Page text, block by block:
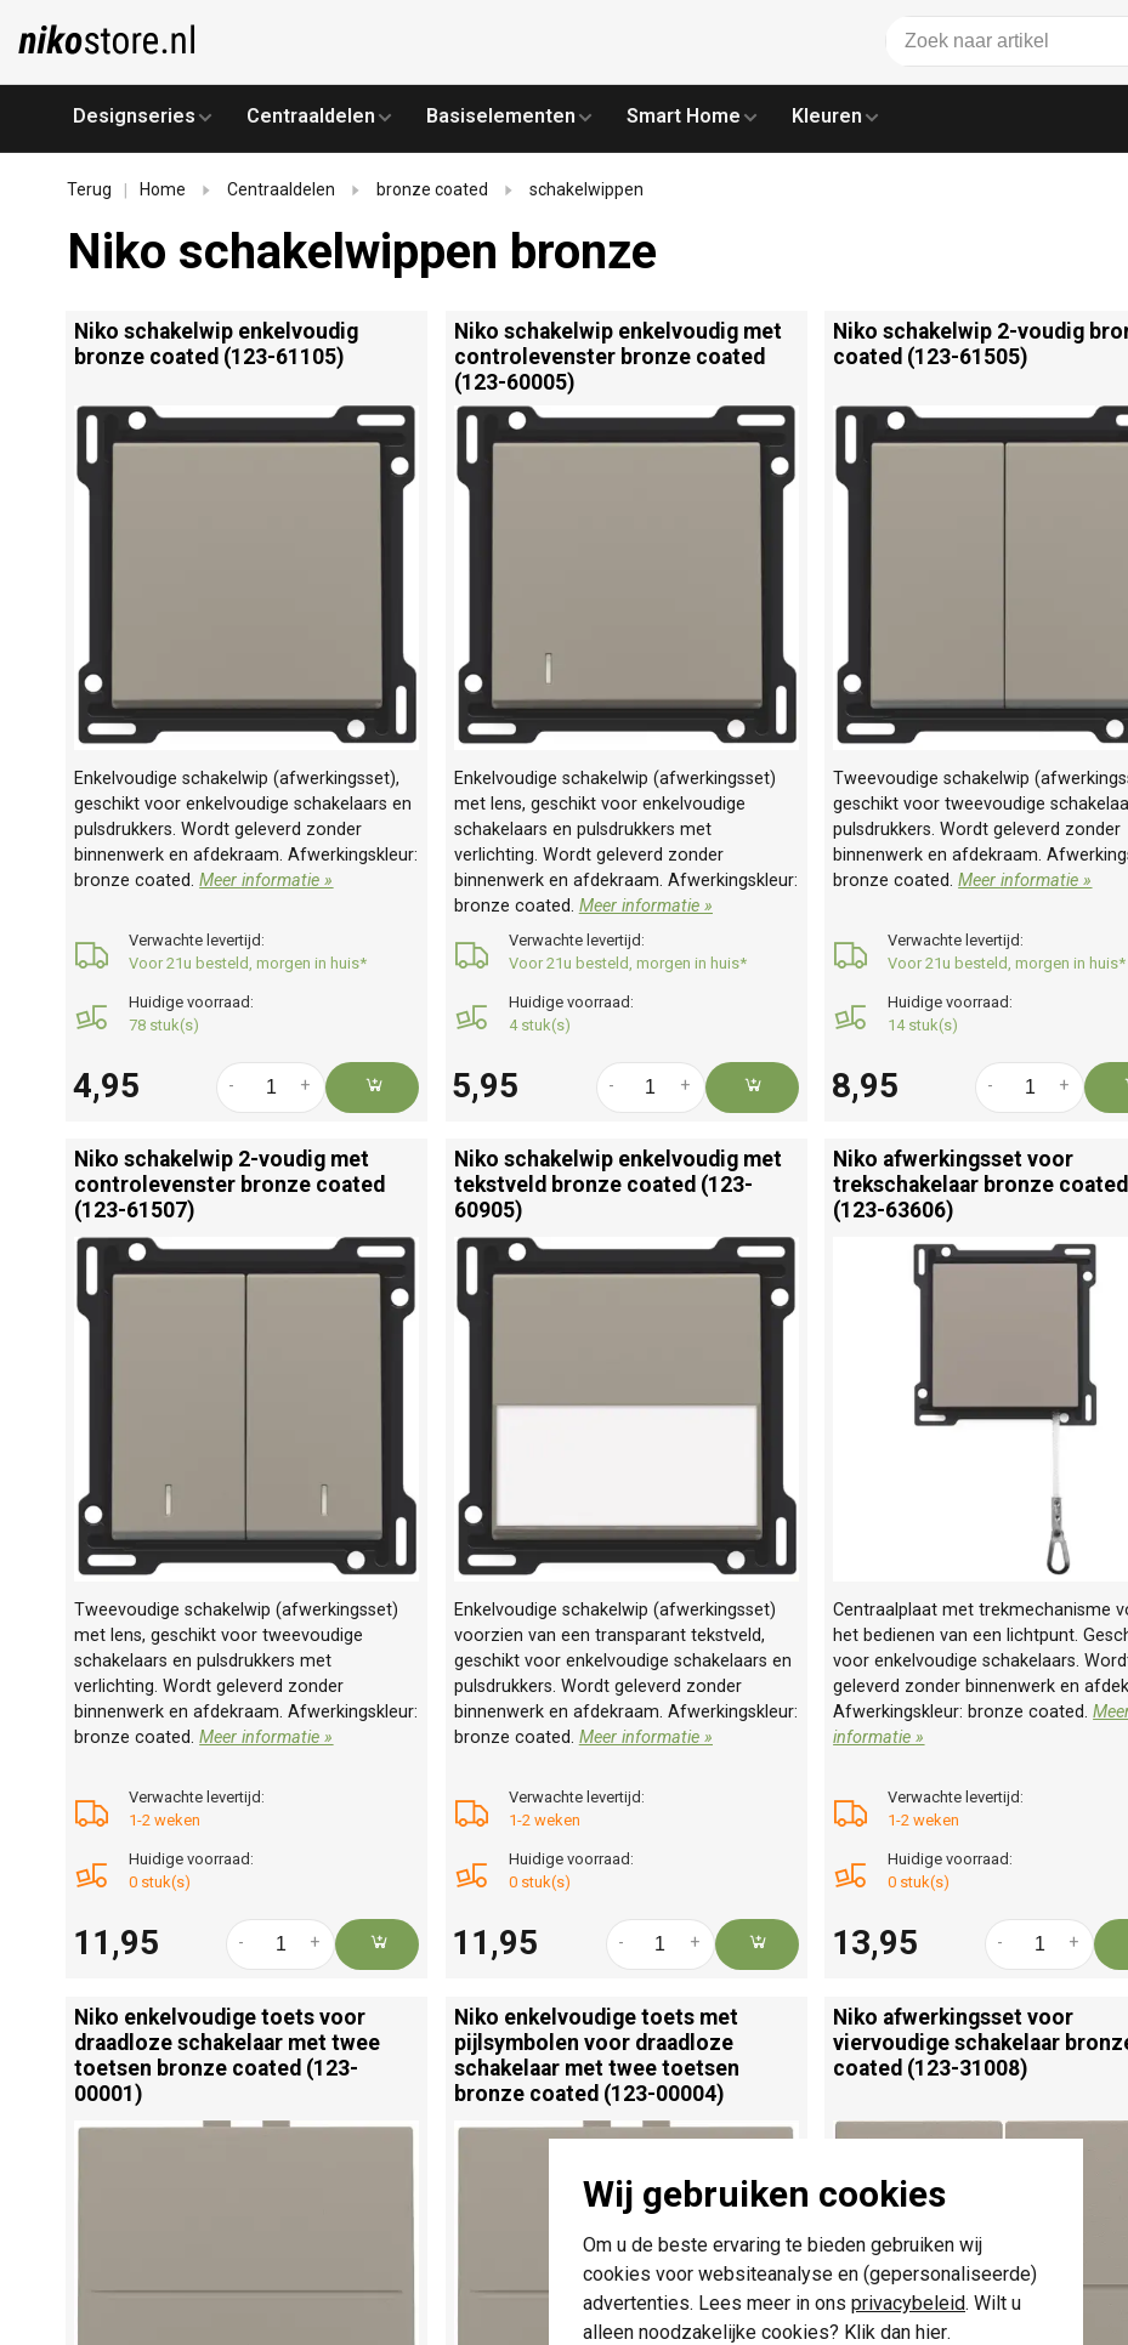
Wij gebruiken cookies
Om u de beste ervaring te bieden gebruiken wij
cookies voor websiteanalyse en (gepersonaliseerde)
advertenties. Lees meer in ons privacybeleid. Wilt u
alleen noodzakelijke cookies? Klik dan hier.
Designseries Centraaldelen Basiselementen Smart Home Kleuren
Terug Home Centraaldelen bronze coated schakelwippen
Niko schakelwippen bronze
Niko schakelwip enkelvoudig
bronze coated (123-61105)
Enkelvoudige schakelwip (afwerkingsset),
geschikt voor enkelvoudige schakelaars en
pulsdrukkers. Wordt geleverd zonder
binnenwerk en afdekraam. Afwerkingskleur:
bronze coated.Meer informatie »
Verwachte levertijd:
Voor 21u besteld, morgen in huis*
Huidige voorraad:
78 stuk(s)
4,95 +
-
Niko schakelwip enkelvoudig met
controlevenster bronze coated
(123-60005)
Enkelvoudige schakelwip (afwerkingsset)
met lens, geschikt voor enkelvoudige
schakelaars en pulsdrukkers met
verlichting. Wordt geleverd zonder
binnenwerk en afdekraam. Afwerkingskleur:
bronze coated. Meer informatie »
Verwachte levertijd:
Voor 21u besteld, morgen in huis*
Huidige voorraad:
4 stuk(s)
5,95 +
-
Niko schakelwip 2-voudig
coated (123-61505)
Tweevoudige schakelwip
geschikt voor tweevoudige
pulsdrukkers. Wordt geleverd zonder
binnenwerk en afdekraam.
bronze coated.Meer informatie »
Verwachte levertijd:
Voor 21u besteld, morgen in huis*
Huidige voorraad:
14 stuk(s)
8,95 +
-
Niko schakelwip 2-voudig met
controlevenster bronze coated
(123-61507)
Tweevoudige schakelwip (afwerkingsset)
met lens, geschikt voor tweevoudige
schakelaars en pulsdrukkers met
verlichting. Wordt geleverd zonder
binnenwerk en afdekraam. Afwerkingskleur:
bronze coated.Meer informatie »
Verwachte levertijd:
1-2 weken
Huidige voorraad:
0 stuk(s)
11,95 +
-
Niko schakelwip enkelvoudig met
tekstveld bronze coated (123-
60905)
Enkelvoudige schakelwip (afwerkingsset)
voorzien van een transparant tekstveld,
geschikt voor enkelvoudige schakelaars en
pulsdrukkers. Wordt geleverd zonder
binnenwerk en afdekraam. Afwerkingskleur:
bronze coated. Meer informatie »
Verwachte levertijd:
1-2 weken
Huidige voorraad:
0 stuk(s)
11,95 +
-
Niko afwerkingsset voor
trekschakelaar bronze coated
(123-63606)
Centraalplaat met trekmechanisme
het bedienen van een lichtpunt.
voor enkelvoudige schakelaars.
geleverd zonder binnenwerk en
Afwerkingskleur: bronze coated.
informatie »
Verwachte levertijd:
1-2 weken
Huidige voorraad:
0 stuk(s)
13,95 +
-
Niko enkelvoudige toets voor
draadloze schakelaar met twee
toetsen bronze coated (123-
00001)
Niko enkelvoudige toets met
pijlsymbolen voor draadloze
schakelaar met twee toetsen
bronze coated (123-00004)
Niko afwerkingsset voor
viervoudige schakelaar
coated (123-31008)